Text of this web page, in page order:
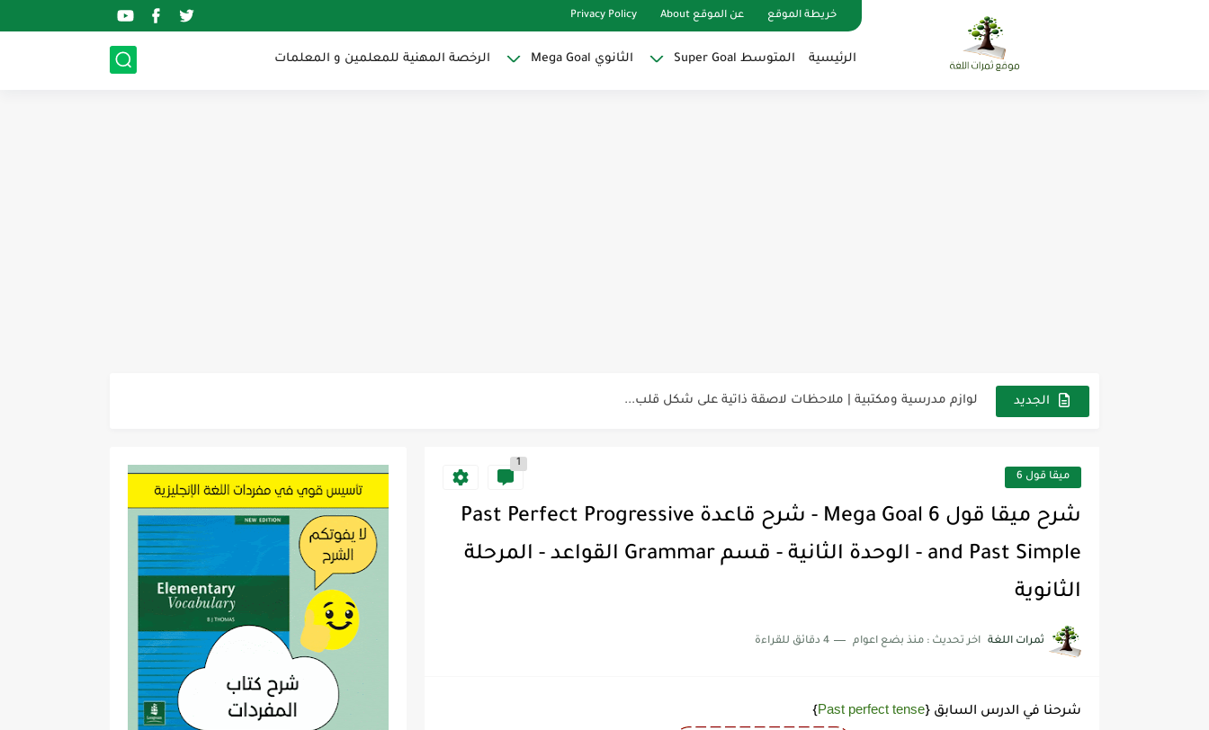
خريطة الموقع عن الموقع About Privacy Policy
الرئيسية المتوسط Super Goal الثانوي Mega Goal الرخصة المهنية للمعلمين و المعلمات
الجديد لوازم مدرسية ومكتبية | ملاحظات لاصقة ذاتية على شكل قلب...
أفضل أكواد خصم تفيدك عند التسوق Discount Codes That Help...
أهمية تعلم قواعد اللغة الإنجليزية | مكونات الجملة في اللغة...
ميقا قول 6
1
شرح ميقا قول 6 Mega Goal - شرح قاعدة Past Perfect Progressive
and Past Simple - الوحدة الثانية - قسم Grammar القواعد - المرحلة
الثانوية
ثمرات اللغة اخر تحديث : منذ بضع اعوام 4 دقائق للقراءة
شرحنا في الدرس السابق {Past perfect tense
}